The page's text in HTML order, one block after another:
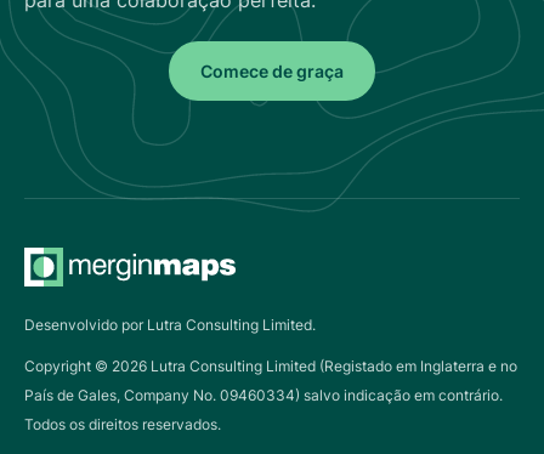
Comece de graça
Desenvolvido por Lutra Consulting Limited.
Copyright © 2026 Lutra Consulting Limited (Registado em Inglaterra e no
País de Gales, Company No. 09460334) salvo indicação em contrário.
Todos os direitos reservados.